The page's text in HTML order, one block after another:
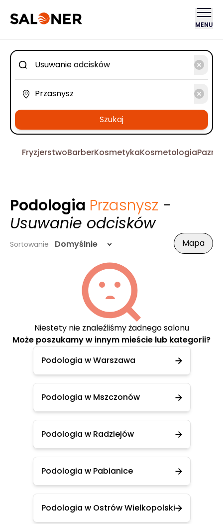
MENU
Szukaj
FryzjerstwoBarberKosmetykaKosmetologia
Podologia Przasnysz -
Usuwanie odcisków
Sortowanie Domyślnie Mapa
Niestety nie znaleźliśmy żadnego salonu
Może poszukamy w innym mieście lub kategorii?
Podologia w Warszawa
Podologia w Mszczonów
Podologia w Radziejów
Podologia w Pabianice
Podologia w Ostrów Wielkopolski